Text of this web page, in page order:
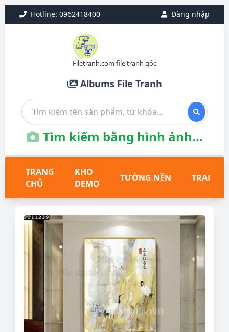
Hotline: 0962418400 Đăng nhập
Filetranh.com file tranh gốc
Albums File Tranh
Tìm kiếm bằng hình ảnh...
TRANG
CHỦ
KHO
DEMO
TƯỜNG NỀN TRANH